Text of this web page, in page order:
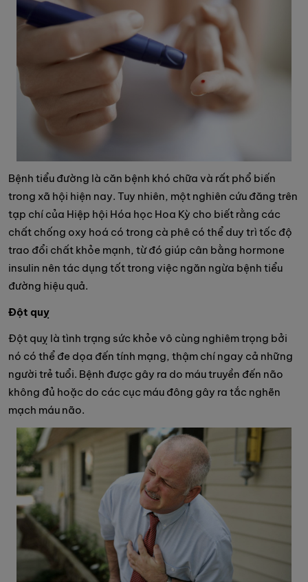
Bệnh tiểu đường là căn bệnh khó chữa và rất phổ biến
trong xã hội hiện nay. Tuy nhiên, một nghiên cứu đăng trên
tạp chí của Hiệp hội Hóa học Hoa Kỳ cho biết rằng các
chất chống oxy hoá có trong cà phê có thể duy trì tốc độ
trao đổi chất khỏe mạnh, từ đó giúp cân bằng hormone
insulin nên tác dụng tốt trong việc ngăn ngừa bệnh tiểu
đường hiệu quả.
Đột quỵ
Đột quỵ là tình trạng sức khỏe vô cùng nghiêm trọng bởi
nó có thể đe dọa đến tính mạng, thậm chí ngay cả những
người trẻ tuổi. Bệnh được gây ra do máu truyền đến não
không đủ hoặc do các cục máu đông gây ra tắc nghẽn
mạch máu não.